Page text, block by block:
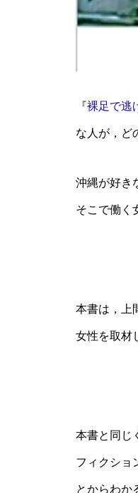
『裸足で逃
な人が，ど
沖縄が好き
そこで働く
本書は，上
女性を取材
本書と同じ
フィクショ
とからわか